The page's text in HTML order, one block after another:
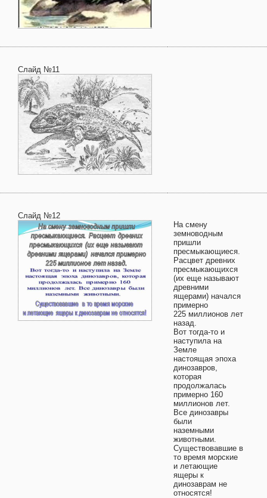
Слайд №11
Слайд №12
На смену
земноводным
пришли
пресмыкающиеся.
Расцвет древних
пресмыкающихся
(их еще называют
древними
ящерами) начался
примерно
225 миллионов лет
назад.
Вот тогда-то и
наступила на
Земле
настоящая эпоха
динозавров,
которая
продолжалась
примерно 160
миллионов лет.
Все динозавры
были
наземными
животными.
Существовавшие в
то время морские
и летающие
ящеры к
динозаврам не
относятся!